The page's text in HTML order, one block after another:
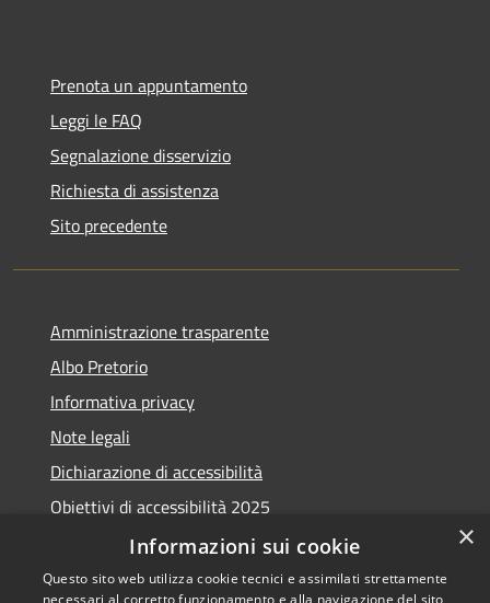
Prenota un appuntamento
Leggi le FAQ
Segnalazione disservizio
Richiesta di assistenza
Sito precedente
Amministrazione trasparente
Albo Pretorio
Informativa privacy
Note legali
Dichiarazione di accessibilità
Obiettivi di accessibilità 2025
Meccanismo di feedback
×
Informazioni sui cookie
Questo sito web utilizza cookie tecnici e assimilati strettamente
necessari al corretto funzionamento e alla navigazione del sito,